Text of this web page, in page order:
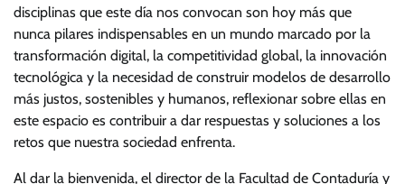
disciplinas que este día nos convocan son hoy más que
nunca pilares indispensables en un mundo marcado por la
transformación digital, la competitividad global, la innovación
tecnológica y la necesidad de construir modelos de desarrollo
más justos, sostenibles y humanos, reflexionar sobre ellas en
este espacio es contribuir a dar respuestas y soluciones a los
retos que nuestra sociedad enfrenta.
Al dar la bienvenida, el director de la Facultad de Contaduría y